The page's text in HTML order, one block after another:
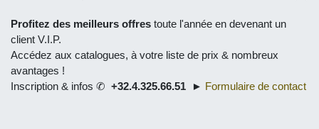
Profitez des meilleurs offres toute l'année en devenant un
client V.I.P.
Accédez aux catalogues, à votre liste de prix& nombreux
avantages !
Inscription & infos ✆ +32.4.325.66.51►Formulaire de contact